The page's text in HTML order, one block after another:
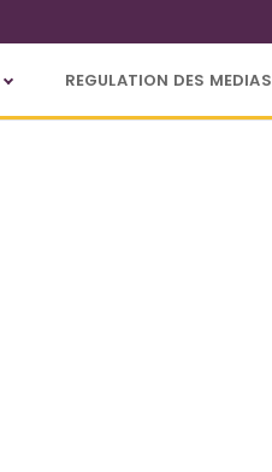
REGULATION DES MEDIAS